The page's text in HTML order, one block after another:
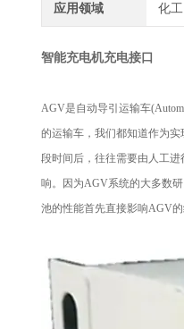
应用领域 化
智能充电机充电接口
AGV是自动导引运输车
的运输车，我们都知道作为
段时间后，往往需要由人工
响。因为AGV系统的大多数
池的性能首先直接影响AGV